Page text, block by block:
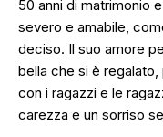
50 anni di matrimonio
severo e amabile,
deciso. Il suo amore
bella che si è
con i ragazzi e le
carezza e un sorriso